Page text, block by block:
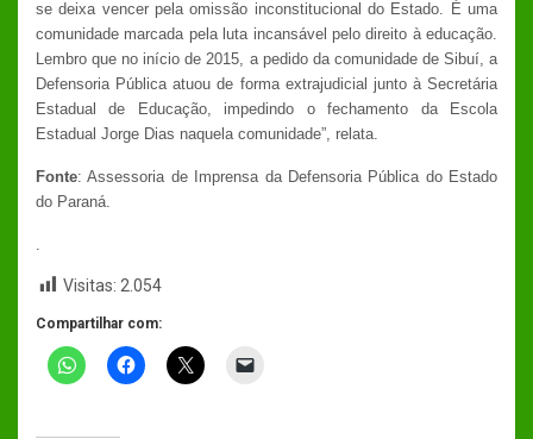
se deixa vencer pela omissão inconstitucional do Estado. É uma
comunidade marcada pela luta incansável pelo direito à educação.
Lembro que no início de 2015, a pedido da comunidade de Sibuí, a
Defensoria Pública atuou de forma extrajudicial junto à Secretária
Estadual de Educação, impedindo o fechamento da Escola
Estadual Jorge Dias naquela comunidade”, relata.
Fonte: Assessoria de Imprensa da Defensoria Pública do Estado
do Paraná.
Visitas: 2.054
Compartilhar com: